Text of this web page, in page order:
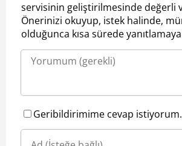
servisinin geliştirilmesinde değerli
Önerinizi okuyup, istek halinde,
olduğunca kısa sürede yanıtlamaya
Geribildirimime cevap istiyorum.